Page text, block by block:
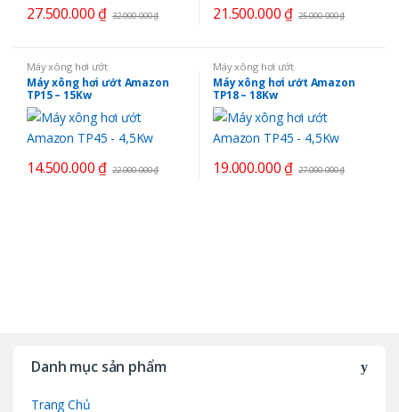
27.500.000 ₫ 32.000.000₫ 21.500.000 ₫ 25.000.000₫
Máy xông hơi ướt
Máy xông hơi ướt Amazon
TP15 – 15Kw
14.500.000 ₫ 22.000.000₫
Máy xông hơi ướt
Máy xông hơi ướt Amazon
TP18 – 18Kw
19.000.000 ₫ 27.000.000₫
Danh mục sản phẩm
Trang Chủ